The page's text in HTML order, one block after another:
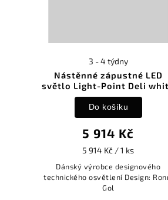
Nástěnné zápustné LED
světlo Light-Point Deli
3 - 4 týdny
5 914 Kč
5 914 Kč / 1 ks
Do košíku
Dánský výrobce designového
technického osvětlení Design:
Gol